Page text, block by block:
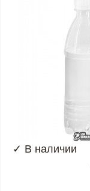
✓ В наличии